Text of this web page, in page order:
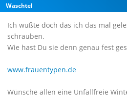
Waschtel
Ich wußte doch das ich das mal
schrauben.
Wie hast Du sie denn genau fest
www.frauentypen.de
Wünsche allen eine Unfallfreie